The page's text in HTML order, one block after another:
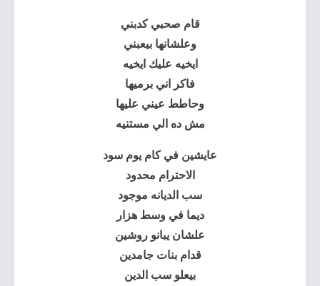
قام صحبي كدبني
وعلشانها بيعبني
ايخيه عليك ايخيه
فاكر اني برميها
وحاطط عيني عليها
مش ده الي مستنيه
عايشين في كام يوم سود
الاحترام محدود
سب الديانه موجود
ديما في وسط هزار
علشان يبانو روشين
قدام بنات جامدين
بيعلو سب الدين